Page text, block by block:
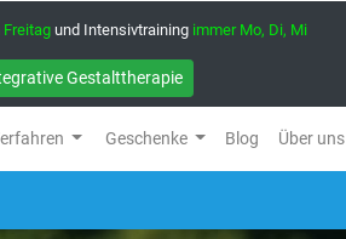
Freitagund Intensivtraining immer Mo, Di, Mi
Gestalttherapie
Geschenke Blog Über uns